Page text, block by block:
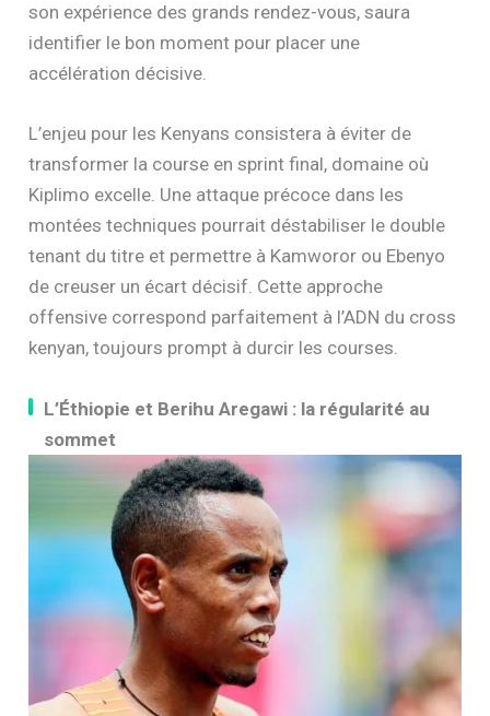
son expérience des grands rendez-vous, saura
identifier le bon moment pour placer une
accélération décisive.
L’enjeu pour les Kenyans consistera à éviter de
transformer la course en sprint final, domaine où
Kiplimo excelle. Une attaque précoce dans les
montées techniques pourrait déstabiliser le double
tenant du titre et permettre à Kamworor ou Ebenyo
de creuser un écart décisif. Cette approche
offensive correspond parfaitement à l’ADN du cross
kenyan, toujours prompt à durcir les courses.
L’Éthiopie et Berihu Aregawi : la régularité au
sommet